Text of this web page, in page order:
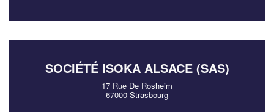
SOCIÉTÉ ISOKA ALSACE (SAS)
17 Rue De Rosheim
67000 Strasbourg